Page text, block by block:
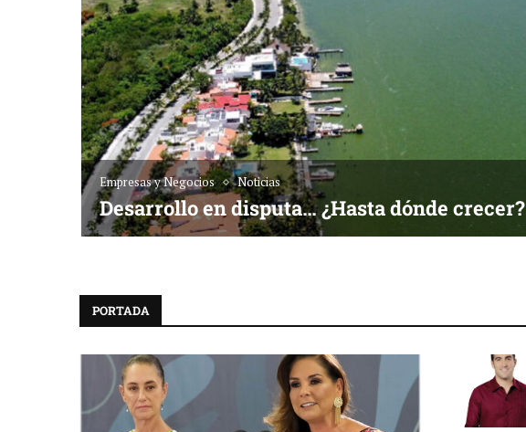
Empresas y Negocios Noticias
Desarrollo en disputa… ¿Hasta dónde crecer?
PORTADA